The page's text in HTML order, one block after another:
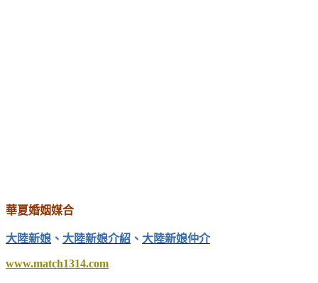
華夏婚姻媒合
大陸新娘 、 大陸新娘介紹 、 大陸新娘仲介
www.match1314.com